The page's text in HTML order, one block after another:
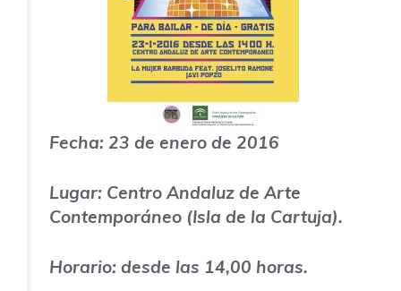
Fecha: 23 de enero de 2016
Lugar: Centro Andaluz de Arte
Contemporáneo (Isla de la Cartuja).
Horario: desde las 14,00 horas.